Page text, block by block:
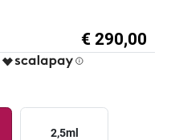
€ 290,00
2,5ml